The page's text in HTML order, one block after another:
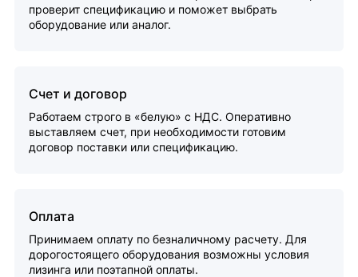
проверит спецификацию и поможет выбрать
оборудование или аналог.
Счет и договор
Работаем строго в «белую» с НДС. Оперативно
выставляем счет, при необходимости готовим
договор поставки или спецификацию.
Оплата
Принимаем оплату по безналичному расчету. Для
дорогостоящего оборудования возможны условия
лизинга или поэтапной оплаты.